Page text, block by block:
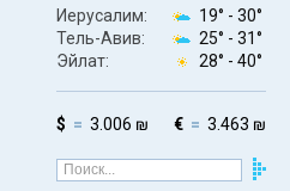
Иерусалим: 19° - 30°
Тель-Авив:
25° - 31°
Эйлат:
28° - 40°
$ 3.006 ₪ € 3.463 ₪